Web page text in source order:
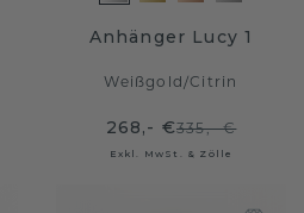
Anhänger Lucy 1
Weißgold/Citrin
268,- €335,- €
Exkl. MwSt. & Zölle